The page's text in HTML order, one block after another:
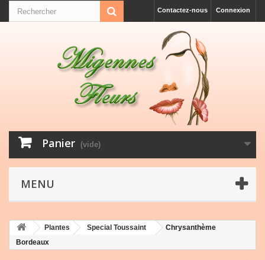
Connexion
Contactez-nous
Panier (vide)
MENU
Plantes Special Toussaint
Chrysanthème
Bordeaux